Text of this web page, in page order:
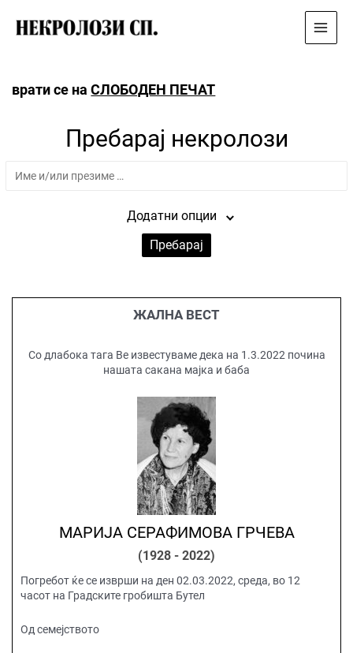
Main
врати се наСЛОБОДЕН ПЕЧАТ
Пребарај некролози
и/
Додатни опции
Пребарај
ЖАЛНА ВЕСТ
Со длабока тага Ве известуваме дека на 1.3.2022 почина
нашата сакана мајка и баба
МАРИЈА СЕРАФИМОВА ГРЧЕВА
(1928 - 2022)
Погребот ќе се изврши на ден 02.03.2022, среда, во 12
часот на Градските гробишта Бутел
Од семејството